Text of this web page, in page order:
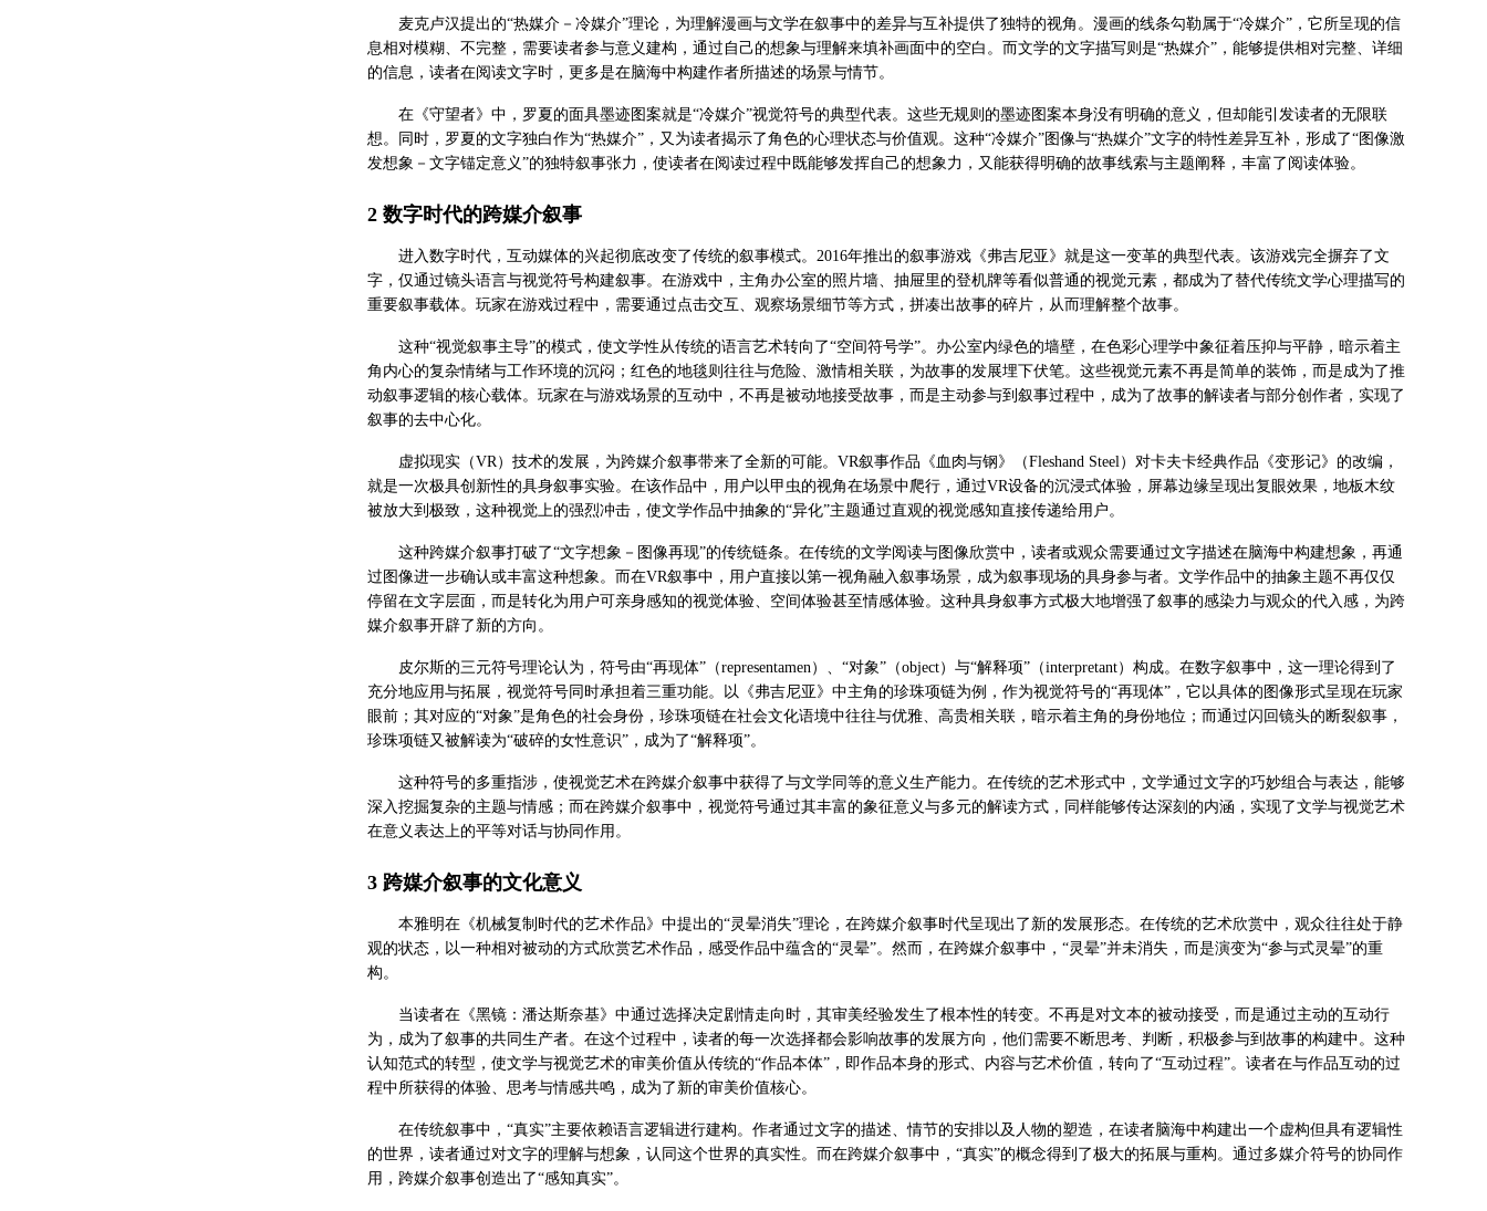
麦克卢汉提出的“热媒介－冷媒介”理论，为理解漫画与文学在叙事中的差异与互补提供了独特的视角。漫画的线条勾勒属于“冷媒介”，它所呈现的信
息相对模糊、不完整，需要读者参与意义建构，通过自己的想象与理解来填补画面中的空白。而文学的文字描写则是“热媒介”，能够提供相对完整、详细
的信息，读者在阅读文字时，更多是在脑海中构建作者所描述的场景与情节。
在《守望者》中，罗夏的面具墨迹图案就是“冷媒介”视觉符号的典型代表。这些无规则的墨迹图案本身没有明确的意义，但却能引发读者的无限联
想。同时，罗夏的文字独白作为“热媒介”，又为读者揭示了角色的心理状态与价值观。这种“冷媒介”图像与“热媒介”文字的特性差异互补，形成了“图像激
发想象－文字锚定意义”的独特叙事张力，使读者在阅读过程中既能够发挥自己的想象力，又能获得明确的故事线索与主题阐释，丰富了阅读体验。
2 数字时代的跨媒介叙事
进入数字时代，互动媒体的兴起彻底改变了传统的叙事模式。2016年推出的叙事游戏《弗吉尼亚》就是这一变革的典型代表。该游戏完全摒弃了文
字，仅通过镜头语言与视觉符号构建叙事。在游戏中，主角办公室的照片墙、抽屉里的登机牌等看似普通的视觉元素，都成为了替代传统文学心理描写的
重要叙事载体。玩家在游戏过程中，需要通过点击交互、观察场景细节等方式，拼凑出故事的碎片，从而理解整个故事。
这种“视觉叙事主导”的模式，使文学性从传统的语言艺术转向了“空间符号学”。办公室内绿色的墙壁，在色彩心理学中象征着压抑与平静，暗示着主
角内心的复杂情绪与工作环境的沉闷；红色的地毯则往往与危险、激情相关联，为故事的发展埋下伏笔。这些视觉元素不再是简单的装饰，而是成为了推
动叙事逻辑的核心载体。玩家在与游戏场景的互动中，不再是被动地接受故事，而是主动参与到叙事过程中，成为了故事的解读者与部分创作者，实现了
叙事的去中心化。
虚拟现实（VR）技术的发展，为跨媒介叙事带来了全新的可能。VR叙事作品《血肉与钢》（Fleshand Steel）对卡夫卡经典作品《变形记》的改编，
就是一次极具创新性的具身叙事实验。在该作品中，用户以甲虫的视角在场景中爬行，通过VR设备的沉浸式体验，屏幕边缘呈现出复眼效果，地板木纹
被放大到极致，这种视觉上的强烈冲击，使文学作品中抽象的“异化”主题通过直观的视觉感知直接传递给用户。
这种跨媒介叙事打破了“文字想象－图像再现”的传统链条。在传统的文学阅读与图像欣赏中，读者或观众需要通过文字描述在脑海中构建想象，再通
过图像进一步确认或丰富这种想象。而在VR叙事中，用户直接以第一视角融入叙事场景，成为叙事现场的具身参与者。文学作品中的抽象主题不再仅仅
停留在文字层面，而是转化为用户可亲身感知的视觉体验、空间体验甚至情感体验。这种具身叙事方式极大地增强了叙事的感染力与观众的代入感，为跨
媒介叙事开辟了新的方向。
皮尔斯的三元符号理论认为，符号由“再现体”（representamen）、“对象”（object）与“解释项”（interpretant）构成。在数字叙事中，这一理论得到了
充分地应用与拓展，视觉符号同时承担着三重功能。以《弗吉尼亚》中主角的珍珠项链为例，作为视觉符号的“再现体”，它以具体的图像形式呈现在玩家
眼前；其对应的“对象”是角色的社会身份，珍珠项链在社会文化语境中往往与优雅、高贵相关联，暗示着主角的身份地位；而通过闪回镜头的断裂叙事，
珍珠项链又被解读为“破碎的女性意识”，成为了“解释项”。
这种符号的多重指涉，使视觉艺术在跨媒介叙事中获得了与文学同等的意义生产能力。在传统的艺术形式中，文学通过文字的巧妙组合与表达，能够
深入挖掘复杂的主题与情感；而在跨媒介叙事中，视觉符号通过其丰富的象征意义与多元的解读方式，同样能够传达深刻的内涵，实现了文学与视觉艺术
在意义表达上的平等对话与协同作用。
3 跨媒介叙事的文化意义
本雅明在《机械复制时代的艺术作品》中提出的“灵晕消失”理论，在跨媒介叙事时代呈现出了新的发展形态。在传统的艺术欣赏中，观众往往处于静
观的状态，以一种相对被动的方式欣赏艺术作品，感受作品中蕴含的“灵晕”。然而，在跨媒介叙事中，“灵晕”并未消失，而是演变为“参与式灵晕”的重
构。
当读者在《黑镜：潘达斯奈基》中通过选择决定剧情走向时，其审美经验发生了根本性的转变。不再是对文本的被动接受，而是通过主动的互动行
为，成为了叙事的共同生产者。在这个过程中，读者的每一次选择都会影响故事的发展方向，他们需要不断思考、判断，积极参与到故事的构建中。这种
认知范式的转型，使文学与视觉艺术的审美价值从传统的“作品本体”，即作品本身的形式、内容与艺术价值，转向了“互动过程”。读者在与作品互动的过
程中所获得的体验、思考与情感共鸣，成为了新的审美价值核心。
在传统叙事中，“真实”主要依赖语言逻辑进行建构。作者通过文字的描述、情节的安排以及人物的塑造，在读者脑海中构建出一个虚构但具有逻辑性
的世界，读者通过对文字的理解与想象，认同这个世界的真实性。而在跨媒介叙事中，“真实”的概念得到了极大的拓展与重构。通过多媒介符号的协同作
用，跨媒介叙事创造出了“感知真实”。